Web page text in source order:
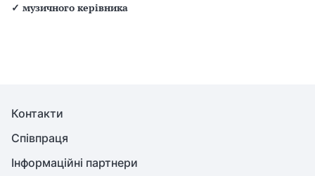
✓ музичного керівника
Контакти
Співпраця
Інформаційні партнери